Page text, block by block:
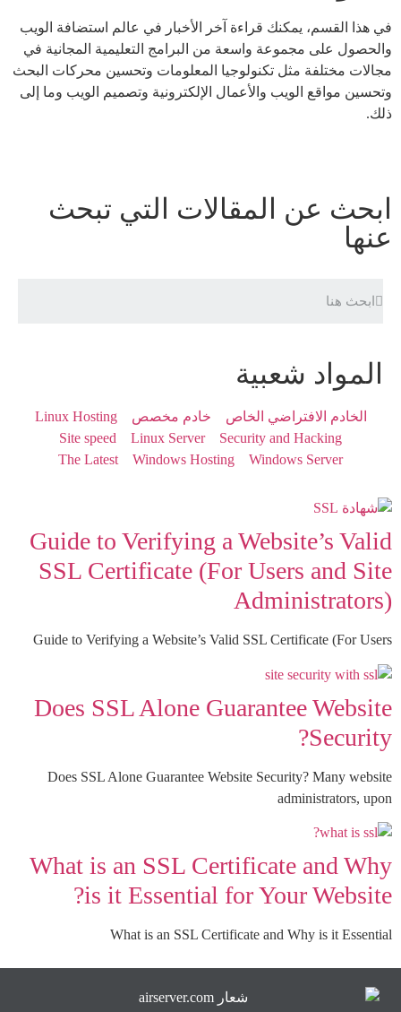
في هذا القسم، يمكنك قراءة آخر الأخبار في عالم استضافة الويب
والحصول على مجموعة واسعة من البرامج التعليمية المجانية في
مجالات مختلفة مثل تكنولوجيا المعلومات وتحسين محركات البحث
وتحسين مواقع الويب والأعمال الإلكترونية وتصميم الويب وما إلى
ذلك.
ابحث عن المقالات التي تبحث
عنها
المواد شعبية
الخادم الافتراضي الخاص خادم مخصص
Linux Hosting
Security and Hacking
Linux Server
Site speed
Windows Server
Windows Hosting
The Latest
Guide to Verifying a Website’s Valid
SSL Certificate (For Users and Site
Administrators)
Guide to Verifying a Website’s Valid SSL Certificate (For Users
Does SSL Alone Guarantee Website
Security?
Does SSL Alone Guarantee Website Security? Many website
administrators, upon
What is an SSL Certificate and Why
is it Essential for Your Website?
What is an SSL Certificate and Why is it Essential